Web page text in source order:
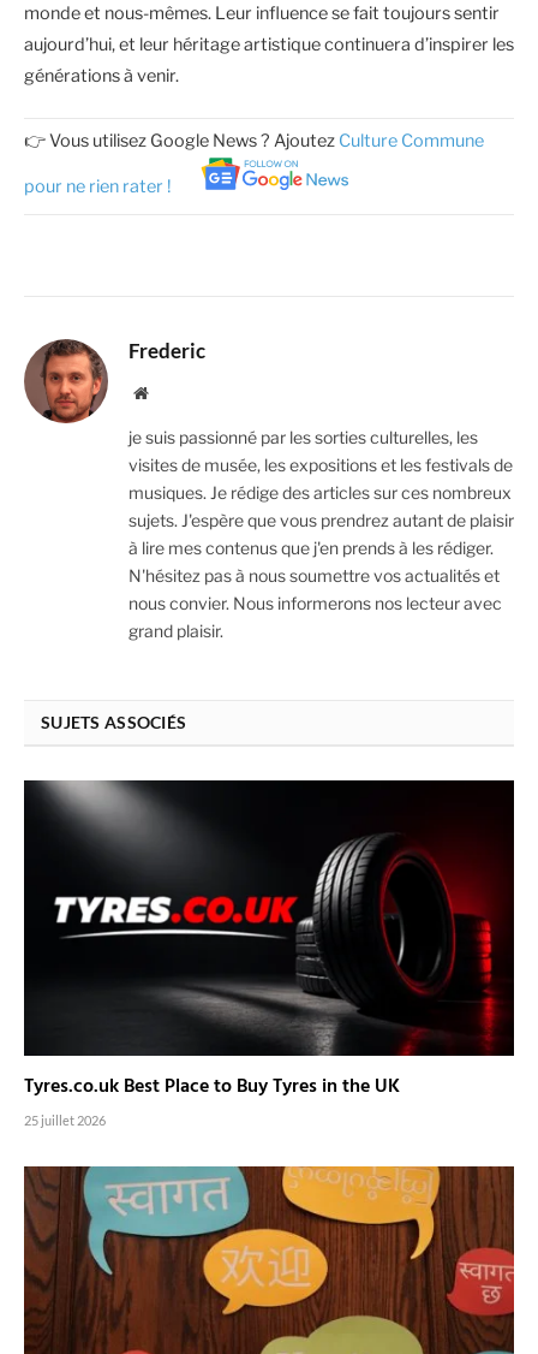
monde et nous-mêmes. Leur influence se fait toujours sentir
aujourd’hui, et leur héritage artistique continuera d’inspirer les
générations à venir.
👉 Vous utilisez Google News ? Ajoutez Culture Commune
pour ne rien rater !
Frederic
Website
je suis passionné par les sorties culturelles, les
visites de musée, les expositions et les festivals de
musiques. Je rédige des articles sur ces nombreux
sujets. J'espère que vous prendrez autant de plaisir
à lire mes contenus que j'en prends à les rédiger.
N'hésitez pas à nous soumettre vos actualités et
nous convier. Nous informerons nos lecteur avec
grand plaisir.
SUJETS ASSOCIÉS
Tyres.co.uk Best Place to Buy Tyres in the UK
25 juillet 2026